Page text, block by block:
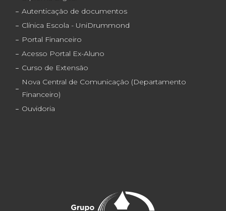
Autenticação de documentos
Clínica Escola - UniDrummond
Portal Financeiro
Acesso Portal Ex-Aluno
Curso de Extensão
Nova Central de Comunicação (Departamento
Financeiro)
Ouvidoria